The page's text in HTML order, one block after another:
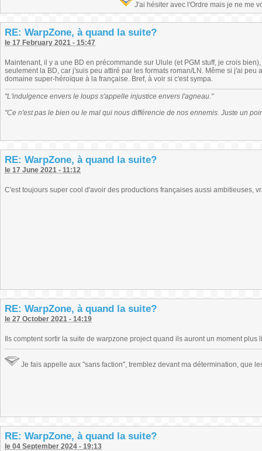
J'ai hésiter avec l'Ordre mais je ne me
RE: WarpZone, à quand la suite?
le 17 February 2021 - 15:47
Maintenant, il y a une BD en précommande sur Ulule (et PGM stuff, je crois
seulement la BD, car j'suis peu attiré par les formats roman/LN. Même si j'ai
domaine super-héroïque à la française. Bref, à voir si c'est sympa.
"L'indulgence envers le loups s'appelle injustice envers l'agneau."
"Ce n'est pas le bien ou le mal qui nous différencie de nos ennemis. Juste un
RE: WarpZone, à quand la suite?
le 17 June 2021 - 11:12
C'est toujours super cool d'avoir des productions françaises aussi ambitieuses,
RE: WarpZone, à quand la suite?
le 27 October 2021 - 14:19
Ils comptent sortir la suite de warpzone project quand ils auront un moment
Je fais appelle aux "sans faction", tremblez devant ma détermination, que
RE: WarpZone, à quand la suite?
le 04 September 2024 - 19:13